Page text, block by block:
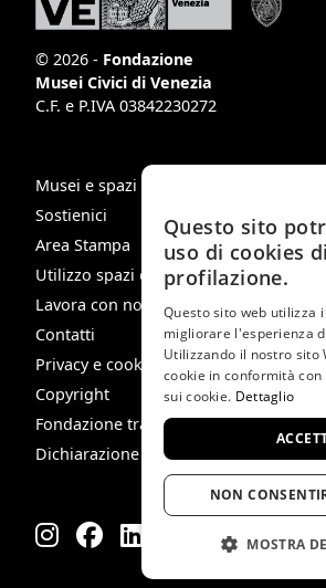
© 2026 - Fondazione
Musei Civici di Venezia
C.F. e P.IVA 03842230272
Musei e spazi
Sostienici
Area Stampa
Utilizzo spazi e immagini
Lavora con noi
Contatti
Privacy e cookie policy
Copyright
Fondazione trasparente
Dichiarazione di Accessibilità
Questo sito
uso di cookies di
profilazione.
Questo sito web utilizza
migliorare l'esperienza
Utilizzando il nostro sito
cookie in conformità
sui cookie. Dettaglio
NON
MOSTRA